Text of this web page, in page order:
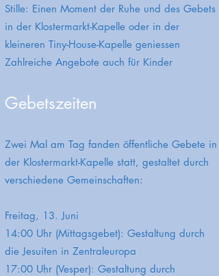
Stille: Einen Moment der Ruhe und des Gebets
in der Klostermarkt-Kapelle oder in der
kleineren Tiny-House-Kapelle geniessen
Zahlreiche Angebote auch für Kinder
Gebetszeiten
Zwei Mal am Tag fanden öffentliche Gebete in
der Klostermarkt-Kapelle statt, gestaltet durch
verschiedene Gemeinschaften:
Freitag, 13. Juni
14:00 Uhr (Mittagsgebet): Gestaltung durch
die Jesuiten in Zentraleuropa
17:00 Uhr (Vesper): Gestaltung durch